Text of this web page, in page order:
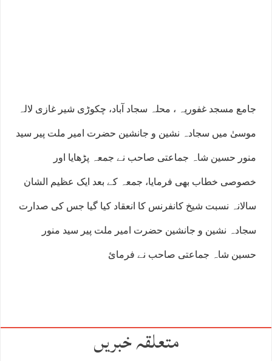
جامع مسجد غفوریہ ، محلہ سجاد آباد، چکوڑی شیر غازی لالہ
موسیٰ میں سجادہ نشین و جانشین حضرت امیر ملت پیر سید
منور حسین شاہ جماعتی صاحب نے جمعہ پڑھایا اور
خصوصی خطاب بھی فرمایا، جمعہ کے بعد ایک عظیم الشان
سالانہ نسبت شیخ کانفرنس کا انعقاد کیا گیا جس کی صدارت
سجادہ نشین و جانشین حضرت امیر ملت پیر سید منور
حسین شاہ جماعتی صاحب نے فرمائ
متعلقہ خبریں